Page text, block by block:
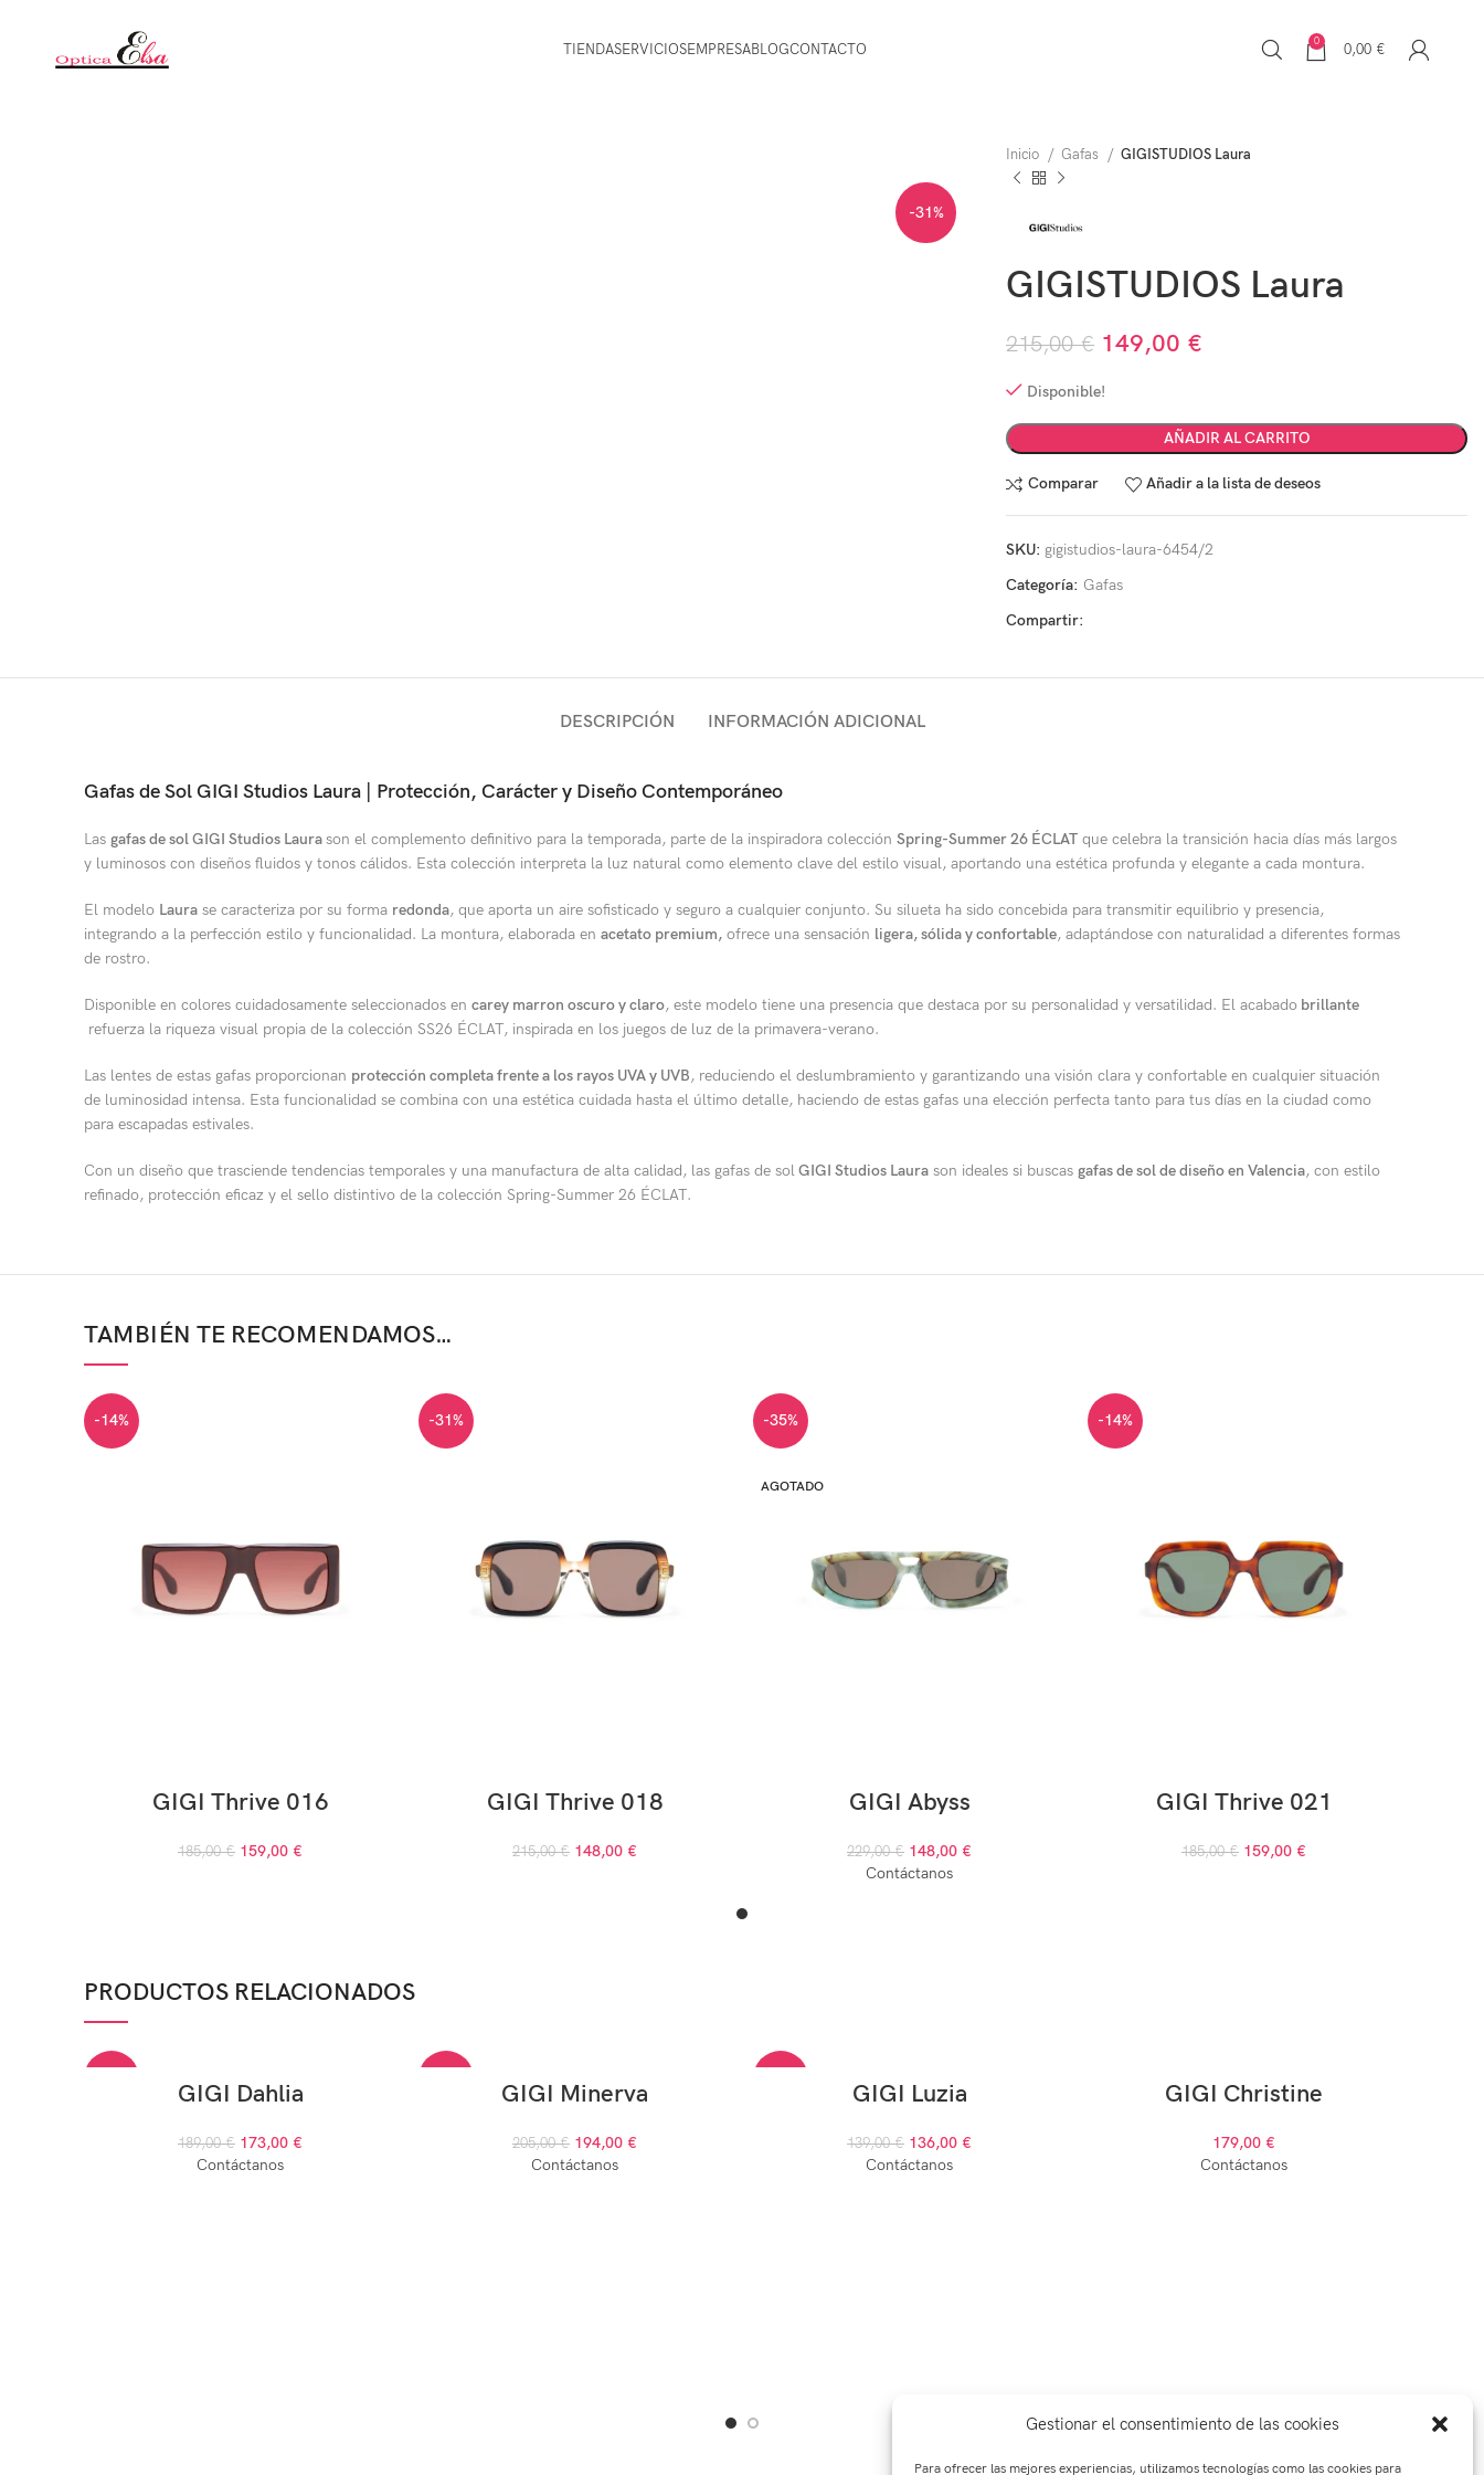
Gestionar el consentimiento de las cookies
Para ofrecer las mejores experiencias, utilizamos tecnologías como las cookies para
TIENDASERVICIOSEMPRESABLOGCONTACTO 0 0,00 €
-31%
Inicio Gafas GIGISTUDIOS Laura
GIGISTUDIOS Laura
215,00€ 149,00 €
Disponible!
AÑADIR AL CARRITO
Comparar Añadir a la lista de deseos
SKU: gigistudios-laura-6454/2
Categoría: Gafas
Compartir:
DESCRIPCIÓN INFORMACIÓN ADICIONAL
Gafas de Sol GIGI Studios Laura | Protección, Carácter y Diseño Contemporáneo
Las gafas de sol GIGI Studios Laurason el complemento definitivo para la temporada, parte de la inspiradora colección Spring-Summer 26 ÉCLAT que celebra la transición hacia días más largos
y luminosos con diseños fluidos y tonos cálidos. Esta colección interpreta la luz natural como elemento clave del estilo visual, aportando una estética profunda y elegante a cada montura.
El modelo Laura se caracteriza por su forma redonda, que aporta un aire sofisticado y seguro a cualquier conjunto. Su silueta ha sido concebida para transmitir equilibrio y presencia,
integrando a la perfección estilo y funcionalidad. La montura, elaborada en acetato premium, ofrece una sensación ligera, sólida y confortable, adaptándose con naturalidad a diferentes formas
de rostro.
Disponible en colores cuidadosamente seleccionados en carey marron oscuro y claro, este modelo tiene una presencia que destaca por su personalidad y versatilidad. El acabado brillante
refuerza la riqueza visual propia de la colección SS26 ÉCLAT, inspirada en los juegos de luz de la primavera-verano.
Las lentes de estas gafas proporcionan protección completa frente a los rayos UVA y UVB, reduciendo el deslumbramiento y garantizando una visión clara y confortable en cualquier situación
de luminosidad intensa. Esta funcionalidad se combina con una estética cuidada hasta el último detalle, haciendo de estas gafas una elección perfecta tanto para tus días en la ciudad como
para escapadas estivales.
Con un diseño que trasciende tendencias temporales y una manufactura de alta calidad, las gafas de solGIGI Studios Laura son ideales si buscas gafas de sol de diseño en Valencia, con estilo
refinado, protección eficaz y el sello distintivo de la colección Spring-Summer 26 ÉCLAT.
TAMBIÉN TE RECOMENDAMOS…
-14%
GIGI Thrive 016
185,00€ 159,00 €
-31%
GIGI Thrive 018
215,00€ 148,00 €
-35%
AGOTADO
GIGI Abyss
229,00€ 148,00 €
Contáctanos
-14%
GIGI Thrive 021
185,00€ 159,00 €
PRODUCTOS RELACIONADOS
GIGI Dahlia
189,00€ 173,00 €
Contáctanos
GIGI Minerva
205,00€ 194,00 €
Contáctanos
GIGI Luzia
139,00€ 136,00 €
Contáctanos
GIGI Christine
179,00 €
Contáctanos